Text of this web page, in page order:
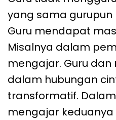
yang sama gurupun
Guru mendapat
Misalnya dalam
mengajar. Guru
dalam hubungan
transformatif.
mengajar